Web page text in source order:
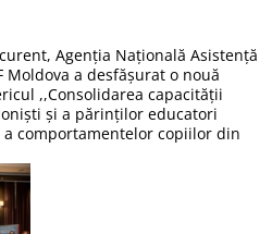
Agenția Națională Asistență
Moldova a desfășurat o nouă
,,Consolidarea capacității
și a părinților educatori
comportamentelor copiilor din